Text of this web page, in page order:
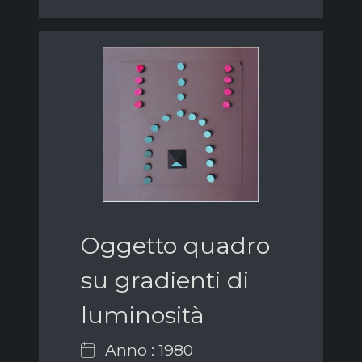
Oggetto quadro
su gradienti di
luminosità
Anno : 1980